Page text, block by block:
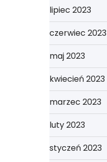
lipiec 2023
czerwiec 2023
maj 2023
kwiecień 2023
marzec 2023
luty 2023
styczeń 2023